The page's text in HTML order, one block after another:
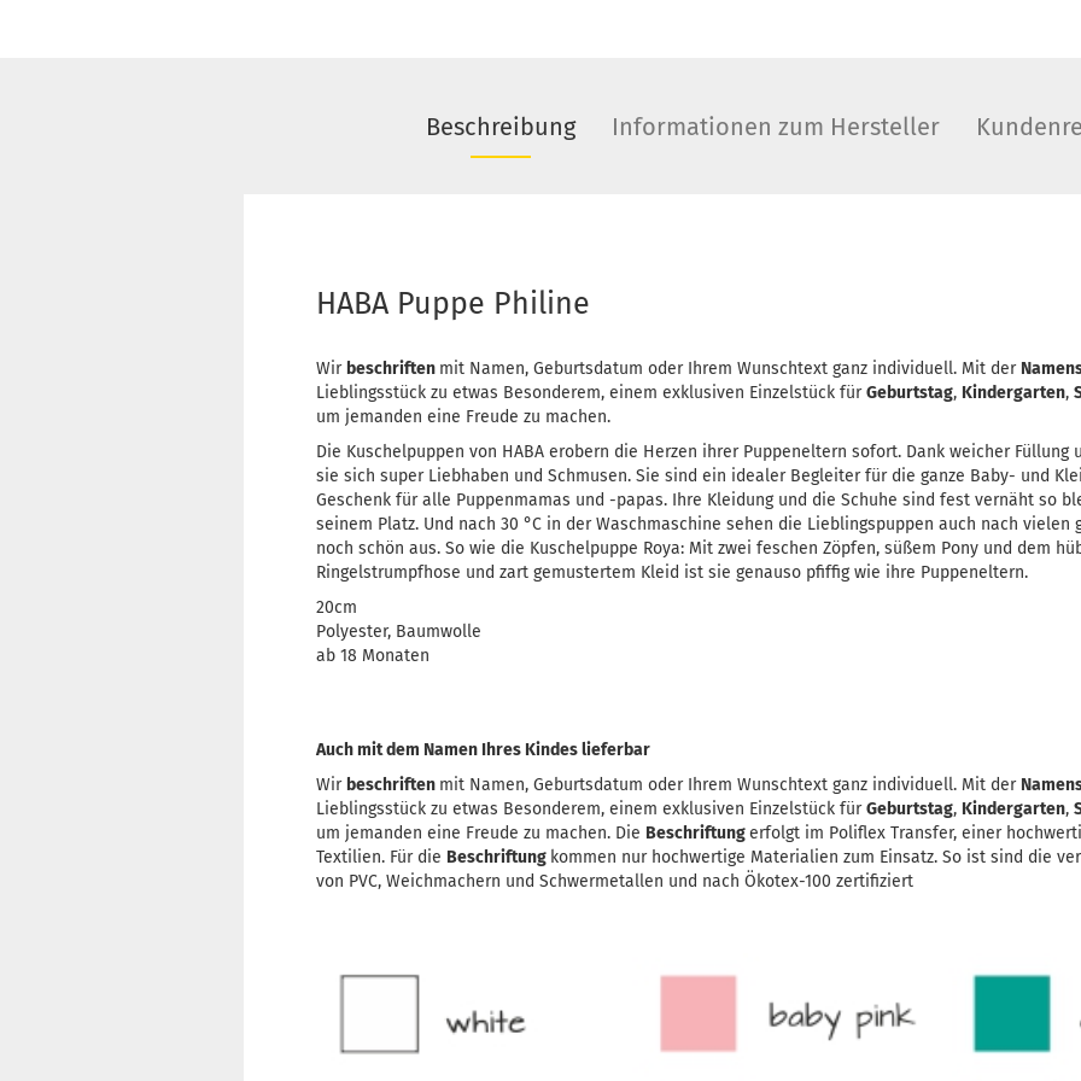
Beschreibung Informationen zum Hersteller
HABA Puppe Philine
Wir beschriften mit Namen, Geburtsdatum oder Ihrem Wunschtext ganz individuell. Mit der
Lieblingsstück zu etwas Besonderem, einem exklusiven Einzelstück fürGeburtstag, Kindergarten,
um jemanden eine Freude zu machen.
Die Kuschelpuppen von HABA erobern die Herzen ihrer Puppeneltern sofort. Dank weicher
sie sich super Liebhaben und Schmusen. Sie sind ein idealer Begleiter für die ganze Baby- und
Geschenk für alle Puppenmamas und -papas. Ihre Kleidung und die Schuhe sind fest vernäht so
seinem Platz. Und nach 30 °C in der Waschmaschine sehen die Lieblingspuppen auch nach vielen
noch schön aus. So wie die Kuschelpuppe Roya: Mit zwei feschen Zöpfen, süßem Pony und dem
Ringelstrumpfhose und zart gemustertem Kleid ist sie genauso pfiffig wie ihre Puppeneltern.
20cm
Polyester, Baumwolle
ab 18 Monaten
Auch mit dem Namen Ihres Kindes lieferbar
Wir beschriften mit Namen, Geburtsdatum oder Ihrem Wunschtext ganz individuell. Mit der
Lieblingsstück zu etwas Besonderem, einem exklusiven Einzelstück fürGeburtstag, Kindergarten,
um jemanden eine Freude zu machen. Die Beschriftungerfolgt im Poliflex Transfer, einer
Textilien. Für die Beschriftung kommen nur hochwertige Materialien zum Einsatz. So ist sind die
von PVC, Weichmachern und Schwermetallen und nach Ökotex-100 zertifiziert